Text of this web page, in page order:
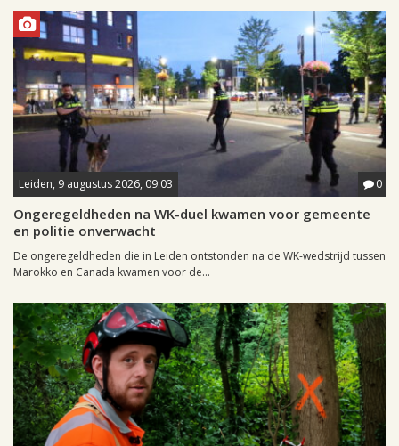
Leiden, 9 augustus 2026, 09:03 0
Ongeregeldheden na WK-duel kwamen voor gemeente
en politie onverwacht
De ongeregeldheden die in Leiden ontstonden na de WK-wedstrijd tussen
Marokko en Canada kwamen voor de...